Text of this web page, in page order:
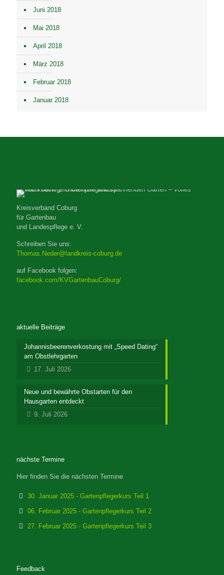
Juni 2018
Mai 2018
April 2018
März 2018
Februar 2018
Januar 2018
Kreisverband Coburg
für Gartenbau
und Landespflege e. V.
Schreiben Sie uns:
Thomas.Neder@landkreis-coburg.de
auf Facebook folgen:
facebook.com/KVGartenbauCoburg/
aktuelle Beiträge
Johannisbeerenverkostung mit „Speed Dating“
am Obstlehrgarten
17. Juli 2026
Neue und bewährte Obstarten für den
Hausgarten entdeckt
9. Juli 2026
nächste Termine
Hier finden Sie die nächsten Termine
30. Januar 2025 - Gartenpflegerkurs Teil 1
06. Februar 2025 - Gartenpflegerkurs Teil 2
27. Februar 2025 - Gartenpflegerkurs Teil 3
Feedback